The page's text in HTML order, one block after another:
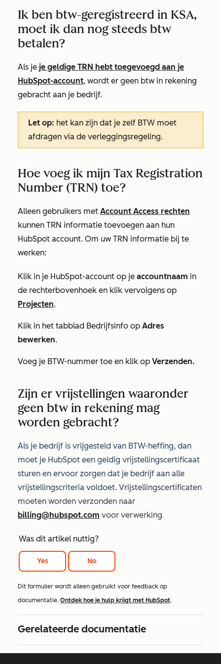
Ik ben btw-geregistreerd in KSA,
moet ik dan nog steeds btw
betalen?
Als je je geldige TRN hebt toegevoegd aan je
HubSpot-account, wordt er geen btw in rekening
gebracht aan je bedrijf.
Let op: het kan zijn dat je zelf BTW moet
afdragen via de verleggingsregeling.
Hoe voeg ik mijn Tax Registration
Number (TRN) toe?
Alleen gebruikers met Account Access rechten
kunnen TRN informatie toevoegen aan hun
HubSpot account. Om uw TRN informatie bij te
werken:
Klik in je HubSpot-account op je accountnaam in
de rechterbovenhoek en klik vervolgens op
Projecten.
Klik in het tabblad Bedrijfsinfo op Adres
bewerken.
Voeg je BTW-nummer toe en klik op Verzenden.
Zijn er vrijstellingen waaronder
geen btw in rekening mag
worden gebracht?
Als je bedrijf is vrijgesteld van BTW-heffing, dan
moet je HubSpot een geldig vrijstellingscertificaat
sturen en ervoor zorgen dat je bedrijf aan alle
vrijstellingscriteria voldoet. Vrijstellingscertificaten
moeten worden verzonden naar
billing@hubspot.com voor verwerking.
Was dit artikel nuttig?
Yes No
Dit formulier wordt alleen gebruikt voor feedback op
documentatie. Ontdek hoe je hulp krijgt met HubSpot.
Gerelateerde documentatie